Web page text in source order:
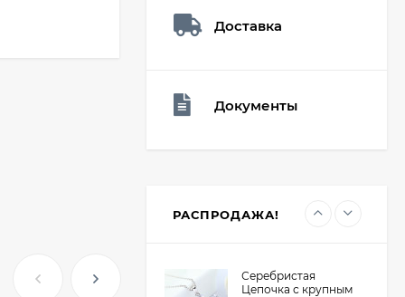
Доставка
Документы
РАСПРОДАЖА!
Мешочек (5*7см)
Серебристая
Цепочка с крупным